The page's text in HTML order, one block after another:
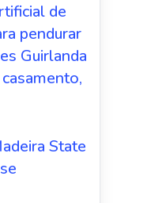
de
pendurar
Guirlanda
State